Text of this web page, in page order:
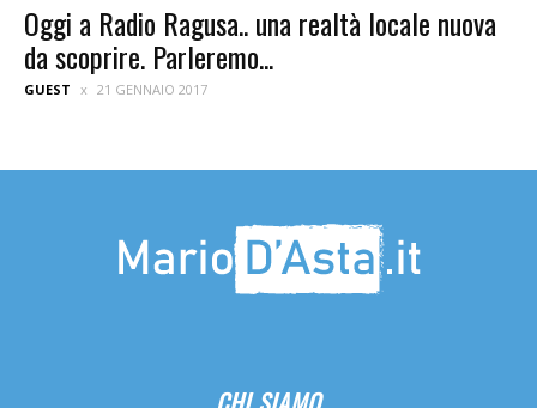
Oggi a Radio Ragusa.. una realtà locale nuova
da scoprire. Parleremo...
GUEST 21 GENNAIO 2017